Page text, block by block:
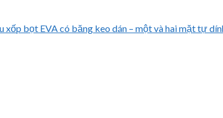
xốp bọt EVA có băng keo dán – một và hai mặt tự